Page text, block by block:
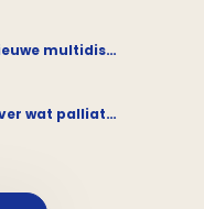
Knelpuntenenquête voor nieuwe multidisciplinaire richtlijn Palliatieve zorg bij eindstadium leverziekten
Duidelijke communicatie over wat palliatieve zorg is, blijft nodig